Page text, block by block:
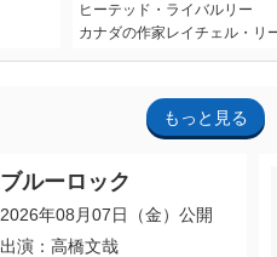
ヒーテッド・ライバルリー
カナダの作家レイチェル・リ
もっと見る
ブルーロック
2026年08月07日（金）公開
出演：高橋文哉